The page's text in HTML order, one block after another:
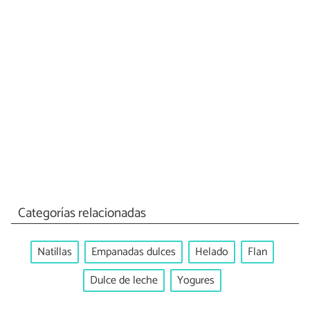
Categorías relacionadas
Natillas Empanadas dulces Helado
Flan
Dulce de leche
Yogures